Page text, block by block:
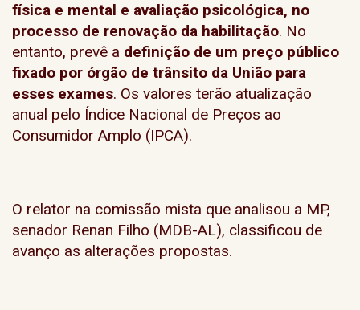
física e mental e avaliação psicológica, no
processo de renovação da habilitação. No
entanto, prevê a definição de um preço público
fixado por órgão de trânsito da União para
esses exames. Os valores terão atualização
anual pelo Índice Nacional de Preços ao
Consumidor Amplo (IPCA).
O relator na comissão mista que analisou a MP,
senador Renan Filho (MDB-AL), classificou de
avanço as alterações propostas.